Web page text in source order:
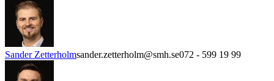
Sander Zetterholmsander.zetterholm@smh.se072 - 599 19 99